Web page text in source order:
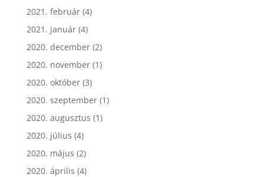
2021. február(4)
2021. január(4)
2020. december(2)
2020. november(1)
2020. október(3)
2020. szeptember(1)
2020. augusztus (1)
2020. július (4)
2020. május (2)
2020. április (4)